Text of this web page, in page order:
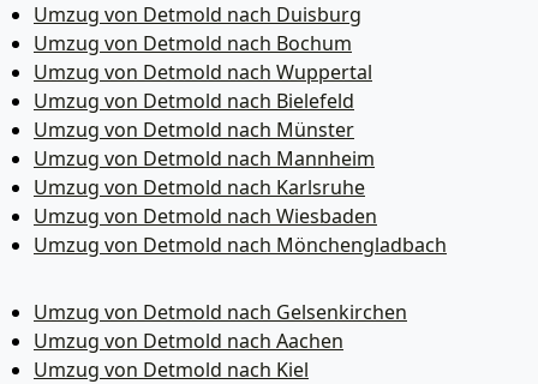
Umzug von Detmold nach Duisburg
Umzug von Detmold nach Bochum
Umzug von Detmold nach Wuppertal
Umzug von Detmold nach Bielefeld
Umzug von Detmold nach Münster
Umzug von Detmold nach Mannheim
Umzug von Detmold nach Karlsruhe
Umzug von Detmold nach Wiesbaden
Umzug von Detmold nach Mönchen­gladbach
Umzug von Detmold nach Gelsenkirchen
Umzug von Detmold nach Aachen
Umzug von Detmold nach Kiel